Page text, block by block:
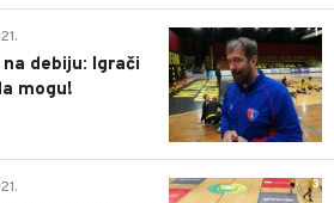
1
debiju: Igrači
mogu!
3